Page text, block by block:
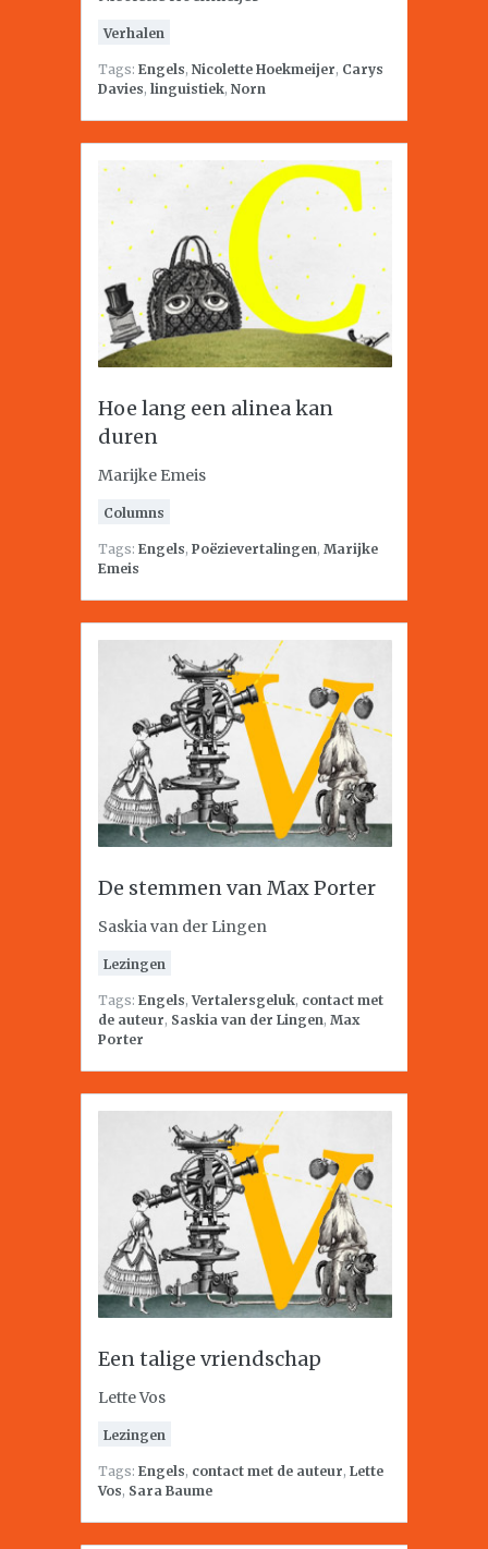
Verhalen
Tags: Engels, Nicolette Hoekmeijer, Carys
Davies, linguistiek, Norn
Hoe lang een alinea kan
duren
Marijke Emeis
Columns
Tags: Engels, Poëzievertalingen, Marijke
Emeis
De stemmen van Max Porter
Saskia van der Lingen
Lezingen
Tags: Engels,Vertalersgeluk, contact met
de auteur, Saskia van der Lingen, Max
Porter
Een talige vriendschap
Lette Vos
Lezingen
Tags: Engels, contact met de auteur, Lette
Vos, Sara Baume